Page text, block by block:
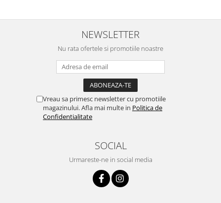
NEWSLETTER
Nu rata ofertele si promotiile noastre
Vreau sa primesc newsletter cu promotiile
magazinului. Afla mai multe in Politica de
Confidentialitate
SOCIAL
Urmareste-ne in social media